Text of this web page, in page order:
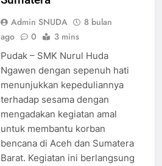
Admin SNUDA
8 bulan
ago
0 3 mins
Pudak – SMK Nurul Huda
Ngawen dengan sepenuh hati
menunjukkan kepeduliannya
terhadap sesama dengan
mengadakan kegiatan amal
untuk membantu korban
bencana di Aceh dan Sumatera
Barat. Kegiatan ini berlangsung